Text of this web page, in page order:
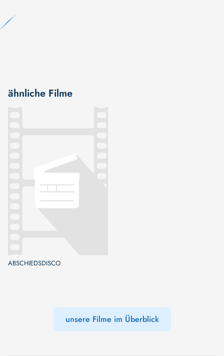
ähnliche Filme
ABSCHIEDSDISCO
unsere Filme im Überblick